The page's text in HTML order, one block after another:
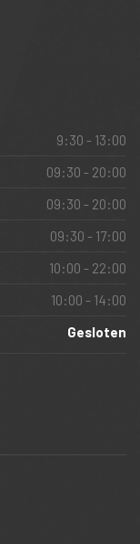
9:30 - 13:00
09:30 - 20:00
09:30 - 20:00
09:30 - 17:00
10:00 - 22:00
10:00 - 14:00
Gesloten